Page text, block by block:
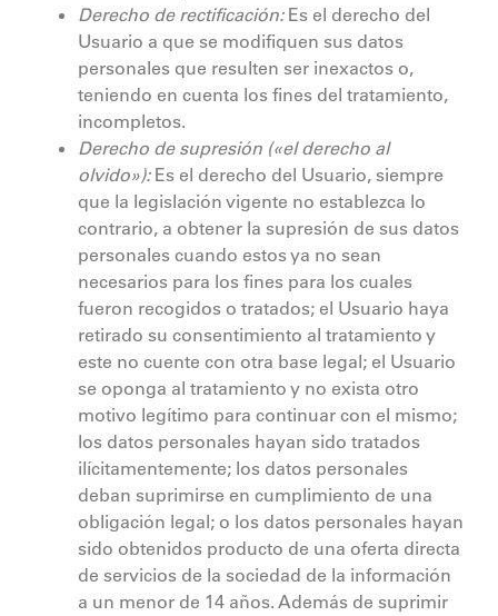
Derecho de rectificación:Es el derecho del
Usuario a que se modifiquen sus datos
personales que resulten ser inexactos o,
teniendo en cuenta los fines del tratamiento,
incompletos.
Derecho de supresión («el derecho al
olvido»):Es el derecho del Usuario, siempre
que la legislación vigente no establezca lo
contrario, a obtener la supresión de sus datos
personales cuando estos ya no sean
necesarios para los fines para los cuales
fueron recogidos o tratados; el Usuario haya
retirado su consentimiento al tratamiento y
este no cuente con otra base legal; el Usuario
se oponga al tratamiento y no exista otro
motivo legítimo para continuar con el mismo;
los datos personales hayan sido tratados
ilícitamentemente; los datos personales
deban suprimirse en cumplimiento de una
obligación legal; o los datos personales hayan
sido obtenidos producto de una oferta directa
de servicios de la sociedad de la información
a un menor de 14 años. Además de suprimir